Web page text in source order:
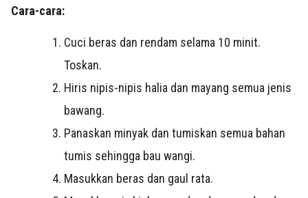
Cara-cara:
Cuci beras dan rendam selama 10 minit.
Toskan.
Hiris nipis-nipis halia dan mayang semua jenis
bawang.
Panaskan minyak dan tumiskan semua bahan
tumis sehingga bau wangi.
Masukkan beras dan gaul rata.